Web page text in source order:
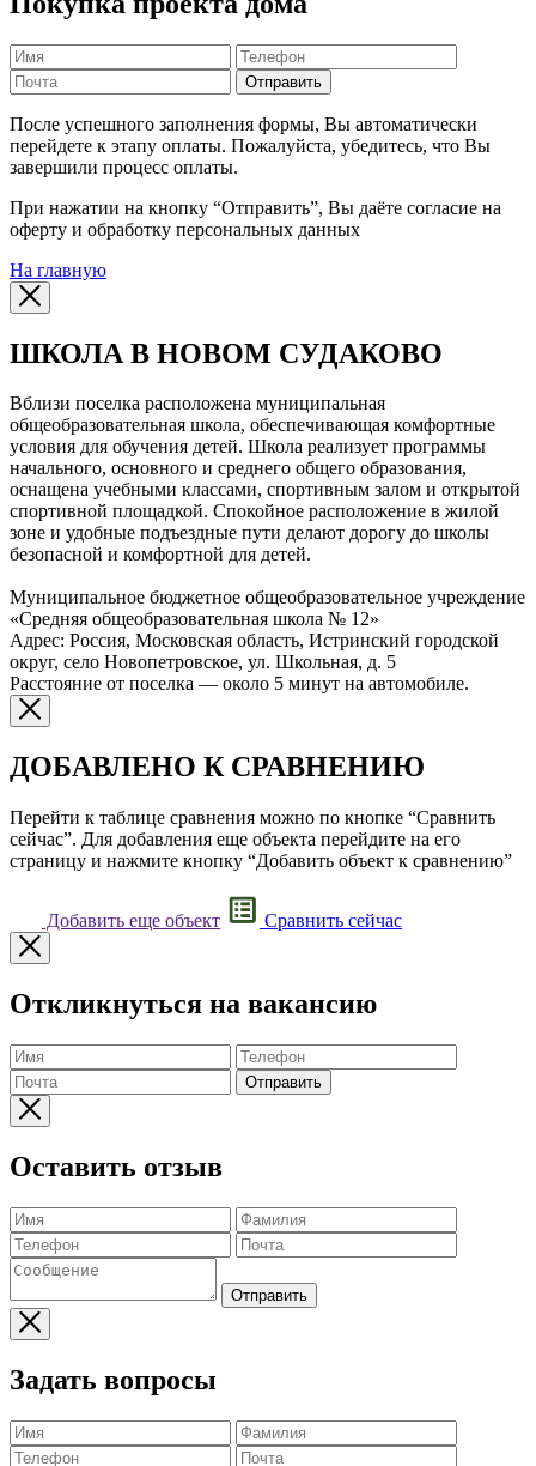
Отправить
После успешного заполнения формы, Вы автоматически
перейдете к этапу оплаты. Пожалуйста, убедитесь, что Вы
завершили процесс оплаты.
При нажатии на кнопку “Отправить”, Вы даёте согласие на
оферту и обработку персональных данных
На главную
ШКОЛА В НОВОМ СУДАКОВО
Вблизи поселка расположена муниципальная
общеобразовательная школа, обеспечивающая комфортные
условия для обучения детей. Школа реализует программы
начального, основного и среднего общего образования,
оснащена учебными классами, спортивным залом и открытой
спортивной площадкой. Спокойное расположение в жилой
зоне и удобные подъездные пути делают дорогу до школы
безопасной и комфортной для детей.
Муниципальное бюджетное общеобразовательное учреждение
«Средняя общеобразовательная школа № 12»
Адрес: Россия, Московская область, Истринский городской
округ, село Новопетровское, ул. Школьная, д. 5
Расстояние от поселка — около 5 минут на автомобиле.
ДОБАВЛЕНО К СРАВНЕНИЮ
Перейти к таблице сравнения можно по кнопке “Сравнить
сейчас”. Для добавления еще объекта перейдите на его
страницу и нажмите кнопку “Добавить объект к сравнению”
Добавить еще объект Сравнить сейчас
Откликнуться на вакансию
Отправить
Оставить отзыв
Отправить
Задать вопросы